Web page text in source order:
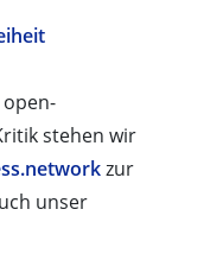
stehen wir
zur
unser